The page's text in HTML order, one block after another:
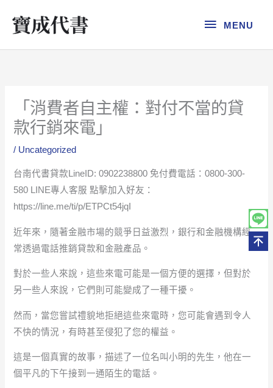
MENU
MENU
「消費者自主權：對付不當的貸
款行銷來電」
/ Uncategorized
台南代書貸款LineID: 0902238800 免付費電話：0800-300-
580 LINE專人客服 點擊加入好友：
https://line.me/ti/p/ETPCt54jqI
近年來，隨著金融市場的競爭日益激烈，銀行和金融機構經
常透過電話推銷貸款和金融產品。
對於一些人來說，這些來電可能是一個方便的選擇，但對於
另一些人來說，它們則可能變成了一種干擾。
然而，當您嘗試禮貌地拒絕這些來電時，您可能會遇到令人
不快的情況，有時甚至侵犯了您的權益。
這是一個真實的故事，描述了一位名叫小明的先生，他在一
個平凡的下午接到一通陌生的電話。